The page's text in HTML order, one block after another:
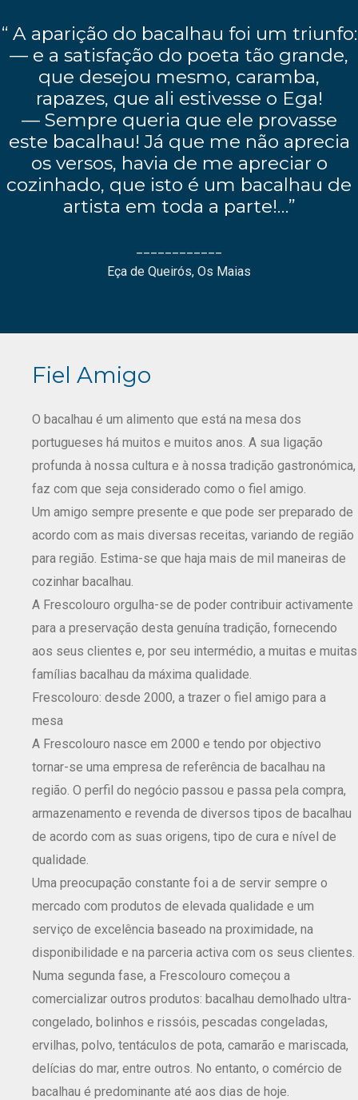
“ A aparição do bacalhau foi um triunfo:
— e a satisfação do poeta tão grande,
que desejou mesmo, caramba,
rapazes, que ali estivesse o Ega!
— Sempre queria que ele provasse
este bacalhau! Já que me não aprecia
os versos, havia de me apreciar o
cozinhado, que isto é um bacalhau de
artista em toda a parte!…”
Eça de Queirós, Os Maias
Fiel Amigo
O bacalhau é um alimento que está na mesa dos
portugueses há muitos e muitos anos. A sua ligação
profunda à nossa cultura e à nossa tradição gastronómica,
faz com que seja considerado como o fiel amigo.
Um amigo sempre presente e que pode ser preparado de
acordo com as mais diversas receitas, variando de região
para região. Estima-se que haja mais de mil maneiras de
cozinhar bacalhau.
A Frescolouro orgulha-se de poder contribuir activamente
para a preservação desta genuína tradição, fornecendo
aos seus clientes e, por seu intermédio, a muitas e muitas
famílias bacalhau da máxima qualidade.
Frescolouro: desde 2000, a trazer o fiel amigo para a
mesa
A Frescolouro nasce em 2000 e tendo por objectivo
tornar-se uma empresa de referência de bacalhau na
região. O perfil do negócio passou e passa pela compra,
armazenamento e revenda de diversos tipos de bacalhau
de acordo com as suas origens, tipo de cura e nível de
qualidade.
Uma preocupação constante foi a de servir sempre o
mercado com produtos de elevada qualidade e um
serviço de excelência baseado na proximidade, na
disponibilidade e na parceria activa com os seus clientes.
Numa segunda fase, a Frescolouro começou a
comercializar outros produtos: bacalhau demolhado ultra-
congelado, bolinhos e rissóis, pescadas congeladas,
ervilhas, polvo, tentáculos de pota, camarão e mariscada,
delícias do mar, entre outros. No entanto, o comércio de
bacalhau é predominante até aos dias de hoje.